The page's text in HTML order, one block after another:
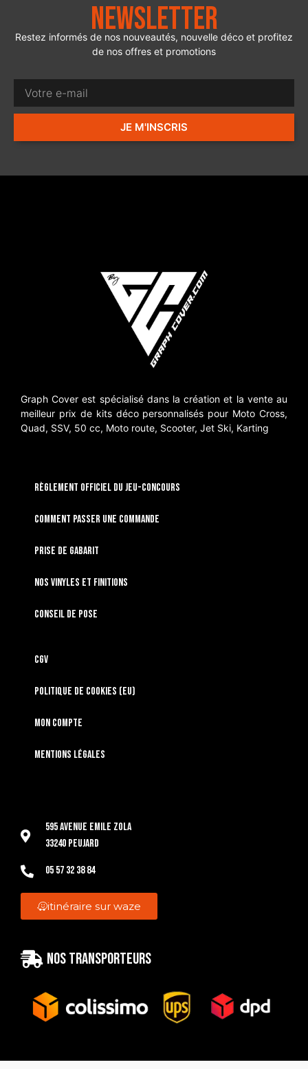
Newsletter
Restez informés de nos nouveautés, nouvelle déco et profitez
de nos offres et promotions
JE M'INSCRIS
Graph Cover est spécialisé dans la création et la vente au
meilleur prix de kits déco personnalisés pour Moto Cross,
Quad, SSV, 50 cc, Moto route, Scooter, Jet Ski, Karting
RÈGLEMENT OFFICIEL DU JEU-CONCOURS
Comment passer une commande
Prise de gabarit
Nos vinyles et finitions
Conseil de pose
CGV
Politique de cookies (EU)
Mon compte
Mentions légales
595 Avenue Emile Zola
33240 Peujard
05 57 32 38 84
itinéraire sur waze
Nos transporteurs